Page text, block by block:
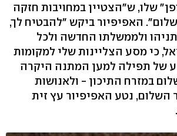
שלו, ש"הצטיין במחויבות חזקה
האפיפיור ביקש "להבטיח לך,
ולממשלתו החדשה ולכל
כי מסע הצליינות שלי למקומות
של תפילה למען המתנה היקרה
במזרח התיכון - ולאנושות
השלום, נטע האפיפיור עץ זית